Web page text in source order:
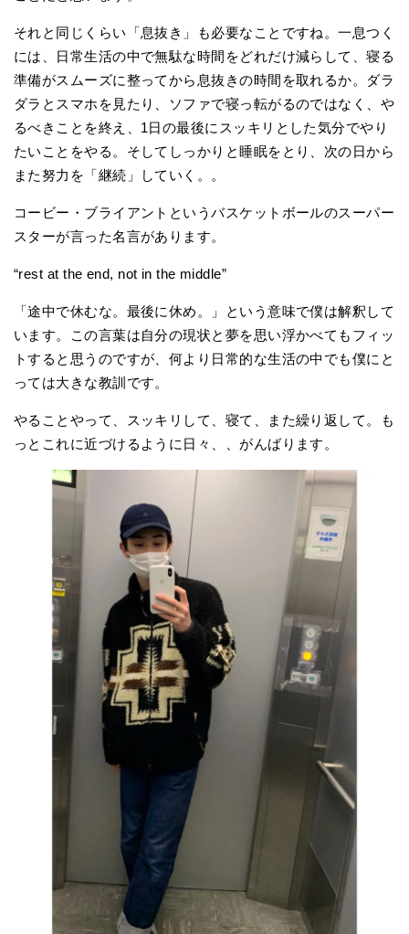
それと同じくらい「息抜き」も必要なことですね。一息つく
には、日常生活の中で無駄な時間をどれだけ減らして、寝る
準備がスムーズに整ってから息抜きの時間を取れるか。ダラ
ダラとスマホを見たり、ソファで寝っ転がるのではなく、や
るべきことを終え、1日の最後にスッキリとした気分でやり
たいことをやる。そしてしっかりと睡眠をとり、次の日から
また努力を「継続」していく。。
コービー・ブライアントというバスケットボールのスーパー
スターが言った名言があります。
“rest at the end, not in the middle”
「途中で休むな。最後に休め。」という意味で僕は解釈して
います。この言葉は自分の現状と夢を思い浮かべてもフィッ
トすると思うのですが、何より日常的な生活の中でも僕にと
っては大きな教訓です。
やることやって、スッキリして、寝て、また繰り返して。も
っとこれに近づけるように日々、、がんばります。